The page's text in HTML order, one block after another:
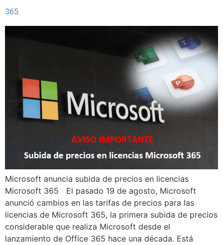
365
Microsoft anuncia subida de precios en licencias
Microsoft 365 El pasado 19 de agosto, Microsoft
anunció cambios en las tarifas de precios para las
licencias de Microsoft 365, la primera subida de precios
considerable que realiza Microsoft desde el
lanzamiento de Office 365 hace una década. Está